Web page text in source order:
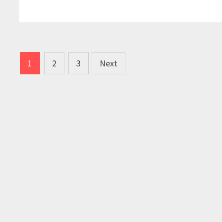
Posts
pagination
1 2 3 Next